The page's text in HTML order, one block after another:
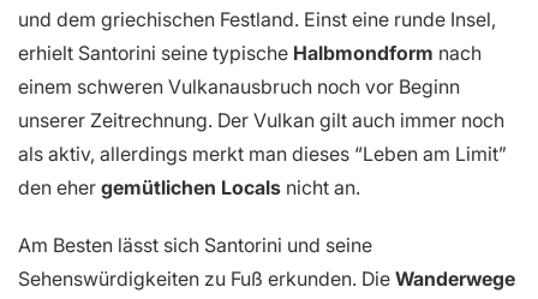
und dem griechischen Festland. Einst eine runde Insel,
erhielt Santorini seine typische Halbmondform nach
einem schweren Vulkanausbruch noch vor Beginn
unserer Zeitrechnung. Der Vulkan gilt auch immer noch
als aktiv, allerdings merkt man dieses “Leben am Limit”
den eher gemütlichen Locals nicht an.
Am Besten lässt sich Santorini und seine
Sehenswürdigkeiten zu Fuß erkunden. Die Wanderwege